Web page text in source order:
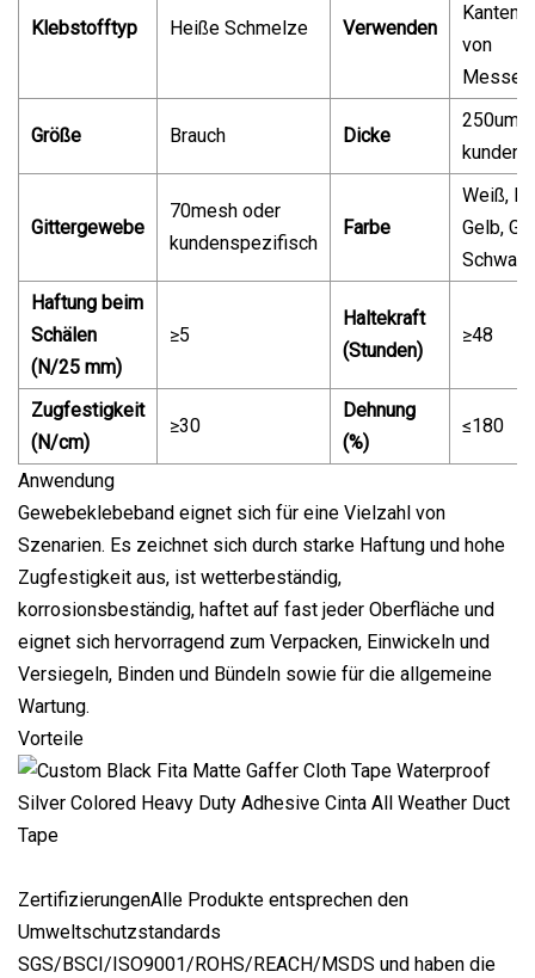
Klebstofftyp Heiße Schmelze Verwenden
von
Größe Brauch Dicke
250um
Gittergewebe
70mesh oder
kundenspezifisch
Farbe
Weiß,
Gelb,
Haftung beim
Schälen
(N/25 mm)
≥5
Haltekraft
(Stunden)
≥48
Zugfestigkeit
(N/cm)
≥30
Dehnung
(%)
≤180
Anwendung
Gewebeklebeband eignet sich für eine Vielzahl von
Szenarien. Es zeichnet sich durch starke Haftung und hohe
Zugfestigkeit aus, ist wetterbeständig,
korrosionsbeständig, haftet auf fast jeder Oberfläche und
eignet sich hervorragend zum Verpacken, Einwickeln und
Versiegeln, Binden und Bündeln sowie für die allgemeine
Wartung.
Vorteile
ZertifizierungenAlle Produkte entsprechen den
Umweltschutzstandards
SGS/BSCI/ISO9001/ROHS/REACH/MSDS und haben die